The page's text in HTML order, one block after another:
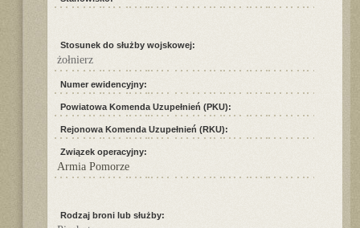
Stosunek do służby wojskowej:
żołnierz
Numer ewidencyjny:
Powiatowa Komenda Uzupełnień (PKU):
Rejonowa Komenda Uzupełnień (RKU):
Związek operacyjny:
Armia Pomorze
Rodzaj broni lub służby: